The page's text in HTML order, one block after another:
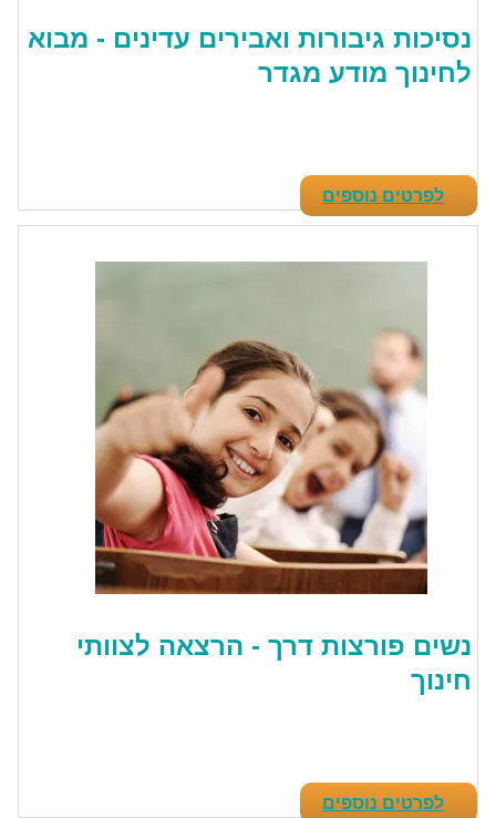
נסיכות גיבורות ואבירים עדינים - מבוא
לחינוך מודע מגדר
לפרטים נוספים
נשים פורצות דרך - הרצאה לצוותי
חינוך
לפרטים נוספים